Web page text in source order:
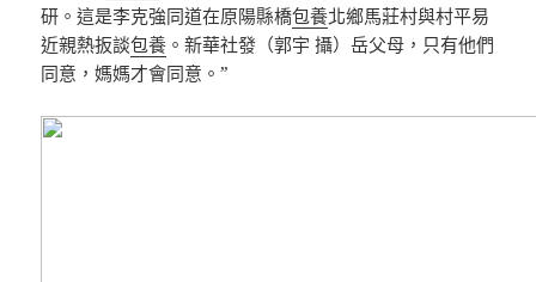
研。這是李克強同道在原陽縣橋包養北鄉馬莊村與村平易
近親熱扳談包養 。新華社發（郭宇 攝）岳父母，只有他們
同意，媽媽才會同意。”